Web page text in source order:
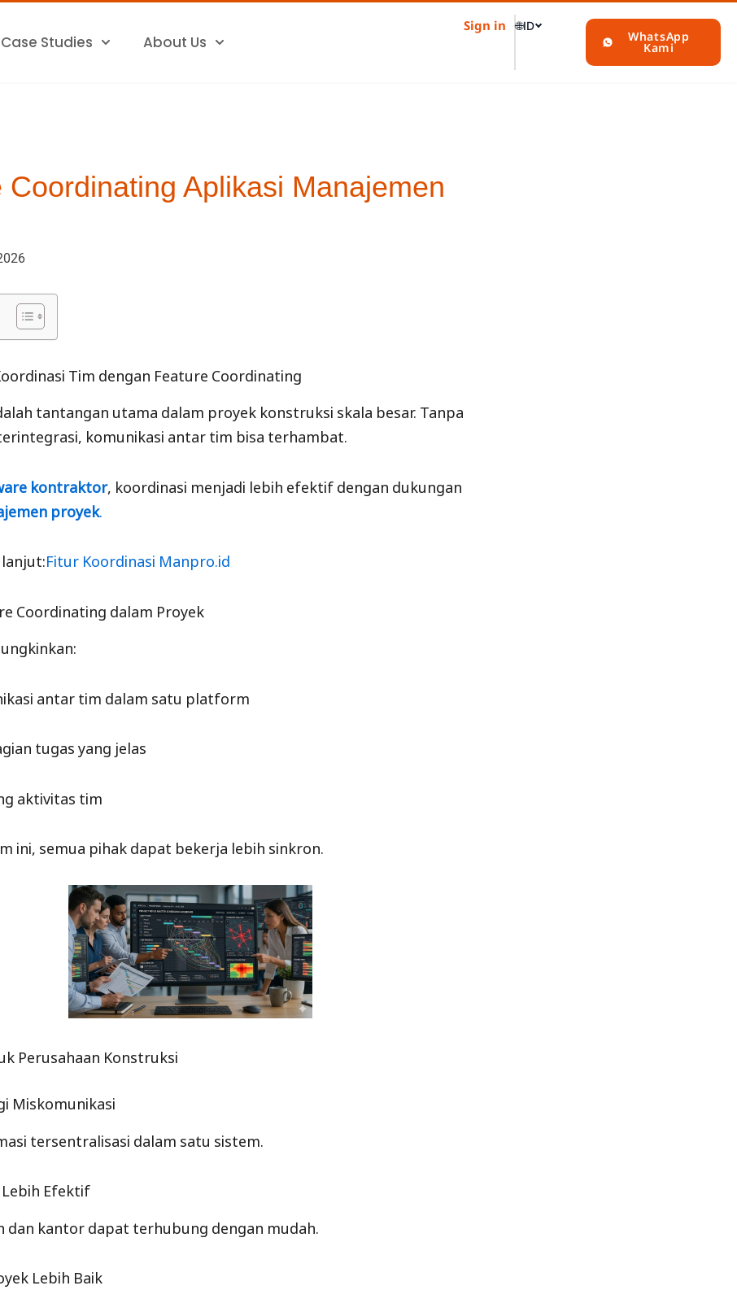
Case Studies About Us
Sign in 🌐ID
WhatsApp
Kami
Coordinating Aplikasi Manajemen
Tim dengan Feature Coordinating
tantangan utama dalam proyek konstruksi skala besar. Tanpa
komunikasi antar tim bisa terhambat.
kontraktor, koordinasi menjadi lebih efektif dengan dukungan
proyek.
Fitur Koordinasi Manpro.id
Coordinating dalam Proyek
antar tim dalam satu platform
tugas yang jelas
aktivitas tim
ini, semua pihak dapat bekerja lebih sinkron.
Perusahaan Konstruksi
Miskomunikasi
tersentralisasi dalam satu sistem.
Efektif
dan kantor dapat terhubung dengan mudah.
Lebih Baik